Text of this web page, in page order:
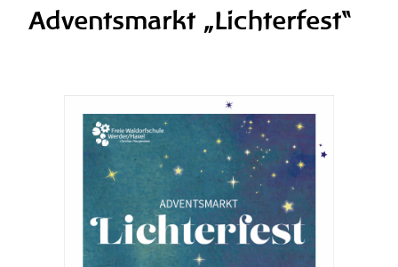
Adventsmarkt „Lichterfest“